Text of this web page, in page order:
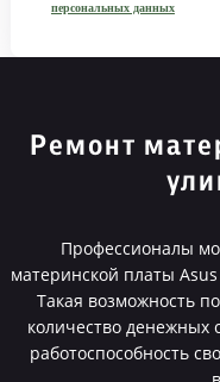
персональных данных
Ремонт
Профессионалы
материнской платы
Такая возможность
количество денежных
работоспособность